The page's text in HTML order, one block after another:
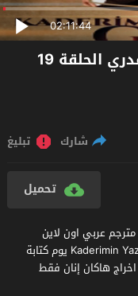
02:11:44
مشاهدة مسلسل يوم كتابة قدري الحلقة 19
شارك تبليغ
تحميل
مشاهدة مسلسل يوم كتابة قدري الحلقة 19 مترجم عربي اون لاين
مشاهدة و تحميل مباشر مسلسل Kaderimin Yazildigi Gün يوم كتابة
قدري حلقة 19 كاملة بجودة عالية FULL HD اخراج هاكان إنان فقط